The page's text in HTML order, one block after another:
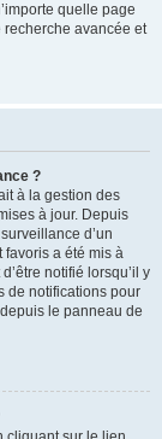
quelle page
avancée et
?
à la gestion des
à jour. Depuis
d’un
favoris a été mis à
notifié lorsqu’il y
de notifications pour
le panneau de